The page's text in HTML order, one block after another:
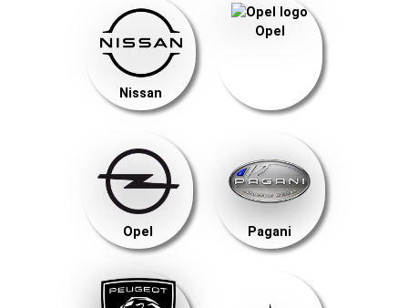
Nissan
Opel
Opel Pagani